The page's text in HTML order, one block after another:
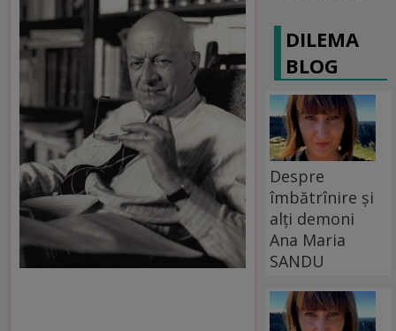
DILEMA
BLOG
Despre
îmbătrînire și
alți demoni
Ana Maria
SANDU